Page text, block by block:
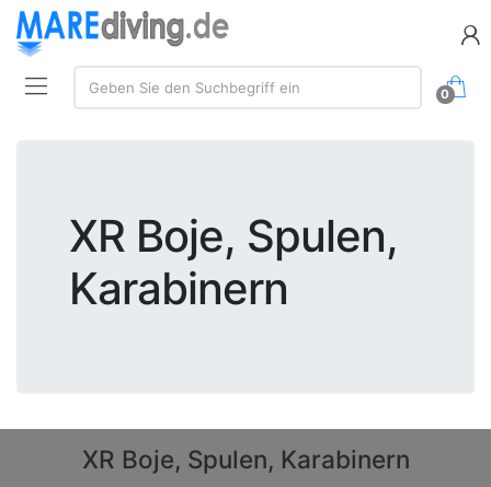
Suche:
Geben Sie den Suchbegriff ein
0
XR Boje, Spulen,
Karabinern
XR Boje, Spulen, Karabinern